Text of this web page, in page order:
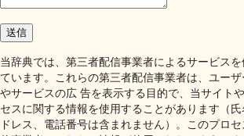
当辞典では、第三者配信事業者によるサービス
ています。これらの第三者配信事業者は、ユー
やサービスの広 告を表示する目的で、当サイト
セスに関する情報を使用することがあります（
ドレス、電話番号は含まれません）。このプロ